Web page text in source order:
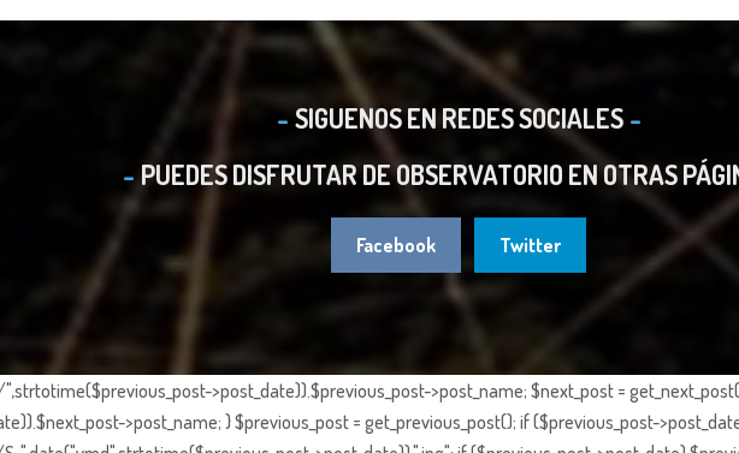
SIGUENOS EN REDES SOCIALES
PUEDES DISFRUTAR DE OBSERVATORIO EN OTRAS
Facebook Twitter
>post_date)).$previous_post->post_name; $next_post =
>post_name; } $previous_post = get_previous_post(); if ($previous_post-